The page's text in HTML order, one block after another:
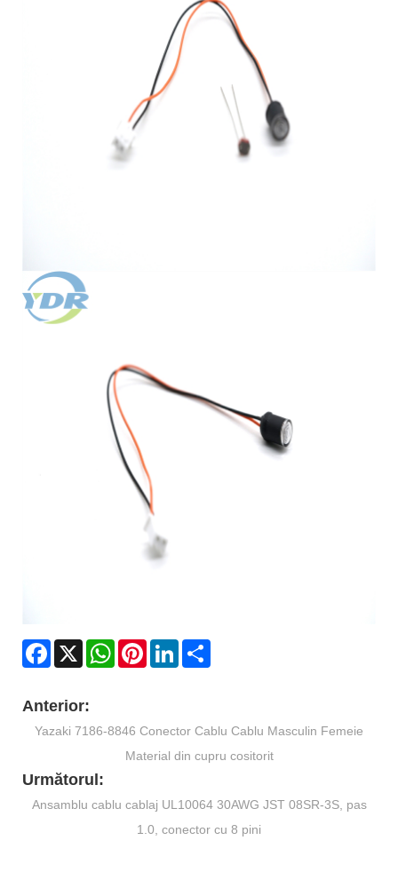
Facebook
X WhatsAppPinterestLinkedIn
Anterior:
Yazaki 7186-8846 Conector Cablu Cablu Masculin Femeie
Material din cupru cositorit
Următorul:
Ansamblu cablu cablaj UL10064 30AWG JST 08SR-3S, pas
1.0, conector cu 8 pini